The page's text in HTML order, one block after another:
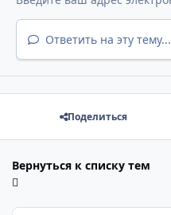
Ответить на эту тему...
Поделиться
Вернуться к списку тем